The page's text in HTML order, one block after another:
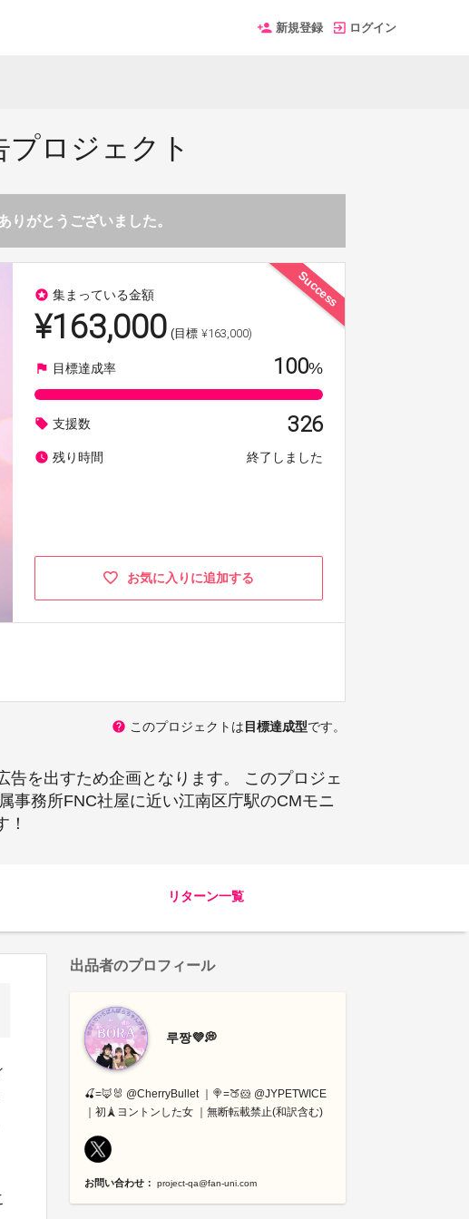
新規登録 ログイン
ロジェクト
りがとうございました。
Success
stars 集まっている金額
¥163,000 (目標 ¥163,000)
flag 目標達成率 100%
local_offer 支援数 326
watch_later 残り時間 終了しました
お気に入りに追加する
help このプロジェクトは 目標達成型です。
を出すため企画となります。 このプロジェ
事務所FNC社屋に近い江南区庁駅のCMモニ
リターン一覧
出品者のプロフィール
루짱💜💭
🍒=🦊🐰 @CherryBullet ｜🍭=🍑🐹 @JYPETWICE
｜初🗼ヨントンした女 ｜無断転載禁止(和訳含む)
お問い合わせ： project-qa@fan-uni.com